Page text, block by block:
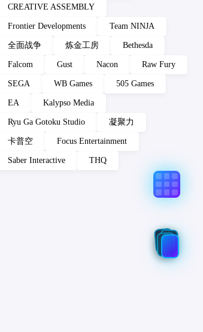
CREATIVE ASSEMBLY
Frontier Developments Team NINJA
全面战争 炼金工房 Bethesda
Falcom Gust Nacon Raw Fury
SEGA WB Games 505 Games
EA Kalypso Media
Ryu Ga Gotoku Studio 凝聚力
卡普空 Focus Entertainment
Saber Interactive THQ